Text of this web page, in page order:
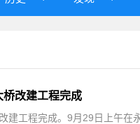
改建工程完成
建工程完成。9月29日上午在